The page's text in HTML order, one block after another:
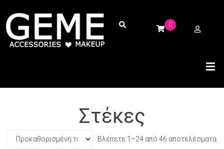
0
Στέκες
Βλέπετε 1–24 από 46 αποτελέσματα